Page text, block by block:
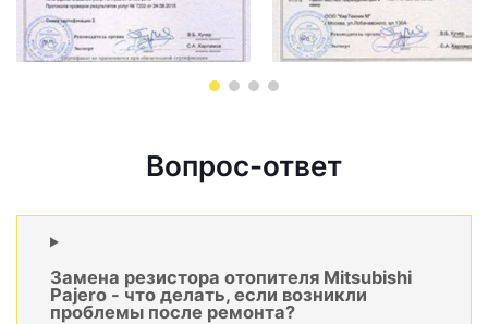
Вопрос-ответ
Замена резистора отопителя Mitsubishi
Pajero - что делать, если возникли
проблемы после ремонта?